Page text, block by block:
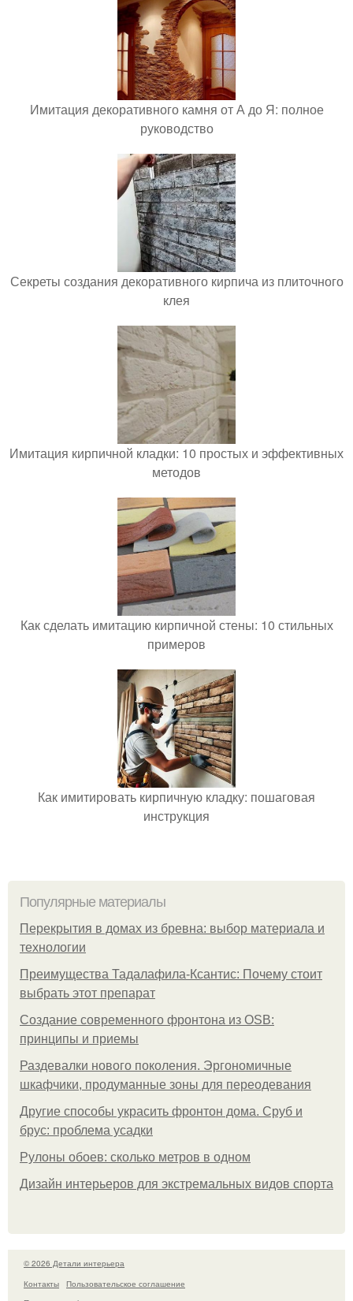
Имитация декоративного камня от А до Я: полное
руководство
Секреты создания декоративного кирпича из плиточного
клея
Имитация кирпичной кладки: 10 простых и эффективных
методов
Как сделать имитацию кирпичной стены: 10 стильных
примеров
Как имитировать кирпичную кладку: пошаговая
инструкция
Популярные материалы
Перекрытия в домах из бревна: выбор материала и
технологии
Преимущества Тадалафила-Ксантис: Почему стоит
выбрать этот препарат
Создание современного фронтона из OSB:
принципы и приемы
Раздевалки нового поколения. Эргономичные
шкафчики, продуманные зоны для переодевания
Другие способы украсить фронтон дома. Сруб и
брус: проблема усадки
Рулоны обоев: сколько метров в одном
Дизайн интерьеров для экстремальных видов спорта
© 2026 Детали интерьера
Контакты
Пользовательское соглашение